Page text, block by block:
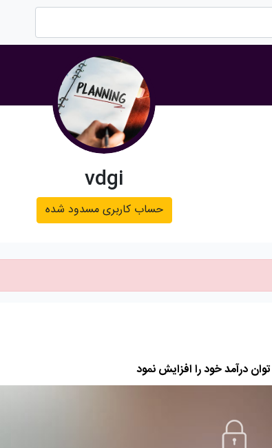
vdgi
حساب کاربری مسدود شده
درآمد خود را افزایش نمود